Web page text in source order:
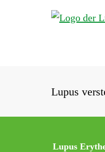
Lupus
Lupus